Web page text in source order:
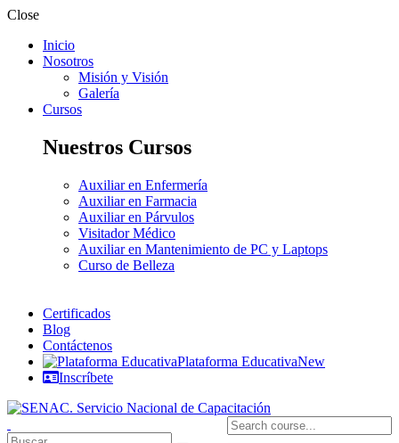
Close
Inicio
Nosotros
Misión y Visión
Galería
Cursos
Nuestros Cursos
Auxiliar en Enfermería
Auxiliar en Farmacia
Auxiliar en Párvulos
Visitador Médico
Auxiliar en Mantenimiento de PC y Laptops
Curso de Belleza
Certificados
Blog
Contáctenos
Plataforma EducativaNew
Inscríbete